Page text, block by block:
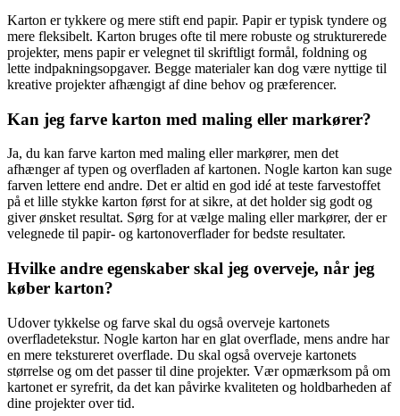
Karton er tykkere og mere stift end papir. Papir er typisk tyndere og
mere fleksibelt. Karton bruges ofte til mere robuste og strukturerede
projekter, mens papir er velegnet til skriftligt formål, foldning og
lette indpakningsopgaver. Begge materialer kan dog være nyttige til
kreative projekter afhængigt af dine behov og præferencer.
Kan jeg farve karton med maling eller markører?
Ja, du kan farve karton med maling eller markører, men det
afhænger af typen og overfladen af kartonen. Nogle karton kan suge
farven lettere end andre. Det er altid en god idé at teste farvestoffet
på et lille stykke karton først for at sikre, at det holder sig godt og
giver ønsket resultat. Sørg for at vælge maling eller markører, der er
velegnede til papir- og kartonoverflader for bedste resultater.
Hvilke andre egenskaber skal jeg overveje, når jeg
køber karton?
Udover tykkelse og farve skal du også overveje kartonets
overfladetekstur. Nogle karton har en glat overflade, mens andre har
en mere tekstureret overflade. Du skal også overveje kartonets
størrelse og om det passer til dine projekter. Vær opmærksom på om
kartonet er syrefrit, da det kan påvirke kvaliteten og holdbarheden af
dine projekter over tid.